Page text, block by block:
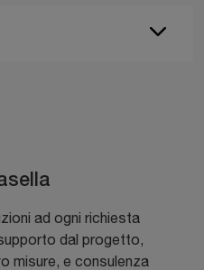
ad ogni richiesta
dal progetto,
misure, e consulenza